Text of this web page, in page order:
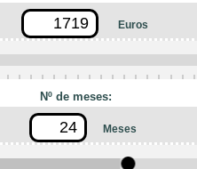
Euros
Nº de meses:
Meses